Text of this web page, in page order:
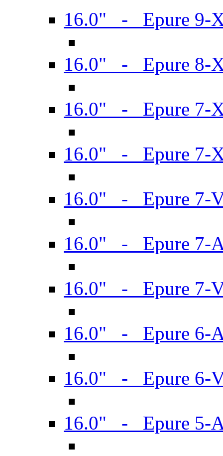
16.0" - Epure 9-
16.0" - Epure 8-
16.0" - Epure 7-
16.0" - Epure 7-
16.0" - Epure 7-
16.0" - Epure 7-
16.0" - Epure 7-
16.0" - Epure 6-
16.0" - Epure 6-
16.0" - Epure 5-